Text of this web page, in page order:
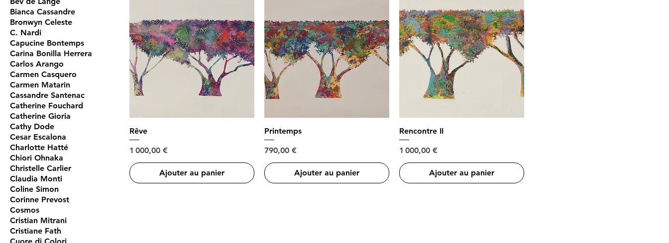
Bianca Cassandre
Bronwyn Celeste
C. Nardi
Capucine Bontemps
Carina Bonilla Herrera
Carlos Arango
Carmen Casquero
Carmen Matarin
Cassandre Santenac
Catherine Fouchard
Catherine Gioria
Cathy Dode
Cesar Escalona
Charlotte Hatté
Chiori Ohnaka
Christelle Carlier
Claudia Monti
Coline Simon
Corinne Prevost
Cosmos
Cristian Mitrani
Cristiane Fath
Rêve
Prix
1 000,00 €
Ajouter au panier
Printemps
Prix
790,00 €
Ajouter au panier
Rencontre II
Prix
1 000,00 €
Ajouter au panier